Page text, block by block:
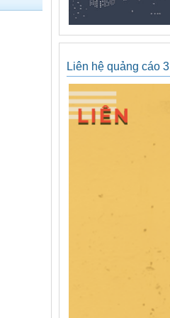
Liên hệ quảng cáo 3